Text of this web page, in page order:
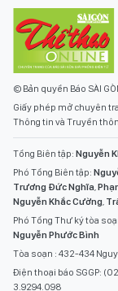
© Bản quyền Báo SÀI
Giấy phép mở chuyên
Thông tin và Truyền
Tổng Biên tập: Nguyễn
Phó Tổng Biên tập:
Trương Đức Nghĩa,
Nguyễn Khắc Cường,
Phó Tổng Thư ký tòa
Nguyễn Phước Bình
Tòa soạn : 432-434
Điện thoại báo SGGP:
3.9294.098